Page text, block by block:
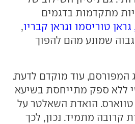
מתקדמות בדגמים
טוריסמו וגראן קבריו,
שמונע מהם להפוך
המפורסם, עוד מוקדם לדעת.
ללא ספק מתייחסת בשיעא
טווארס. הואדת השאלטר על
קרובה מתמיד. נכון, לכך